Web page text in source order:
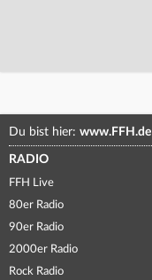
Du bist hier: www.FFH.de
RADIO
FFH Live
80er Radio
90er Radio
2000er Radio
Rock Radio